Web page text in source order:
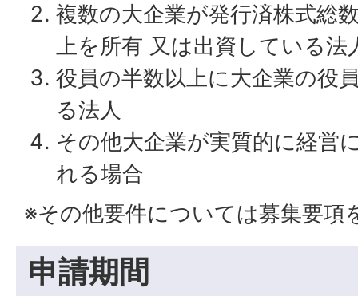
複数の大企業が発行済株式総
上を所有 又は出資している法
役員の半数以上に大企業の役
る法人
その他大企業が実質的に経営
れる場合
※その他要件については募集要項
申請期間